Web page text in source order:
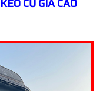
CŨ GIÁ CAO